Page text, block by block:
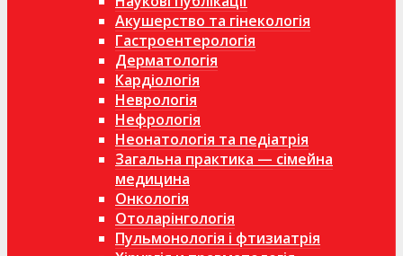
Акушерство та гінекологія
Гастроентерологія
Дерматологія
Кардіологія
Неврологія
Нефрологія
Неонатологія та педіатрія
Загальна практика — сімейна
медицина
Онкологія
Отоларінгологія
Пульмонологія і фтизиатрія